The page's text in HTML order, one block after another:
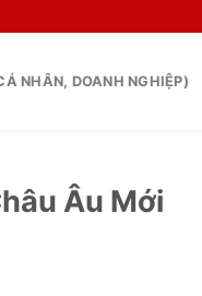
NHÂN, DOANH NGHIỆP)
Âu Mới